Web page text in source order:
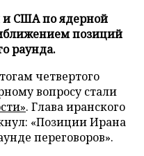
США по ядерной
позиций
раунда.
четвертого
вопросу стали
. Глава иранского
«Позиции Ирана
переговоров».